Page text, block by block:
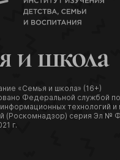
«Семья и школа» (16+)
Федеральной службой
технологий и
(Роскомнадзор) серия Эл №
г.